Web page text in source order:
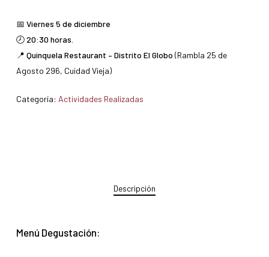
📅 Viernes 5 de diciembre
🕗 20:30 horas.
📍 Quinquela Restaurant – Distrito El Globo (Rambla 25 de
Agosto 296, Cuidad Vieja)
Categoría: Actividades Realizadas
Descripción
Menú Degustación: